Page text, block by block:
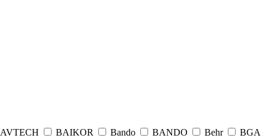
AVTECH BAIKOR Bando BANDO Behr
BGA